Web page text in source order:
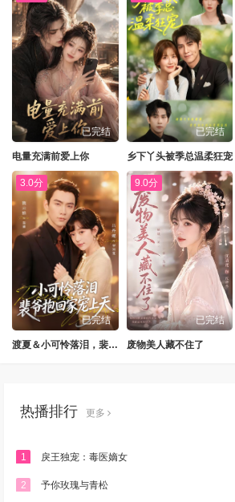
已完结
电量充满前爱上你
已完结
乡下丫头被季总温柔狂宠
3.0分
已完结
渡夏＆小可怜落泪，裴爷抱回家宠上天
9.0分
已完结
废物美人藏不住了
热播排行 更多
1 戾王独宠：毒医嫡女
2 予你玫瑰与青松